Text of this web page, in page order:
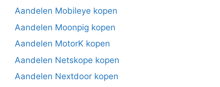
Aandelen Mobileye kopen
Aandelen Moonpig kopen
Aandelen MotorK kopen
Aandelen Netskope kopen
Aandelen Nextdoor kopen